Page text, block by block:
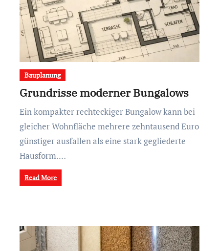
Bauplanung
Grundrisse moderner Bungalows
Ein kompakter rechteckiger Bungalow kann bei
gleicher Wohnfläche mehrere zehntausend Euro
günstiger ausfallen als eine stark gegliederte
Hausform.…
Read More